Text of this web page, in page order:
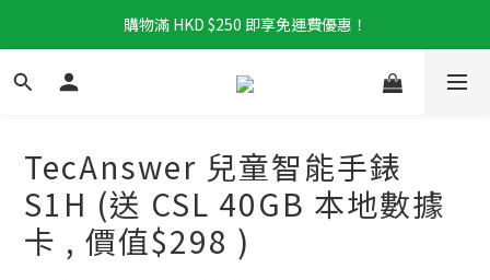
購物滿 HKD $250 即享免運費優惠！
TecAnswer 兒童智能手錶
S1H (送 CSL 40GB 本地數據
卡 , 價值$298 )